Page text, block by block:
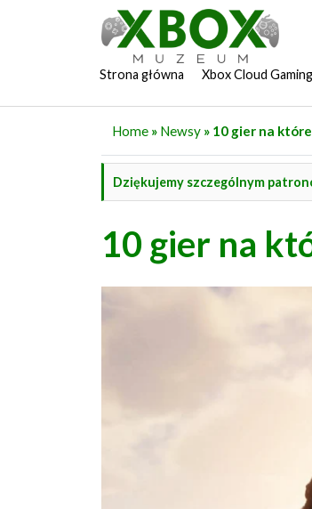
Strona główna Xbox Cloud Gaming
Home » Newsy » 10 gier na
Dziękujemy szczególnym
10 gier na